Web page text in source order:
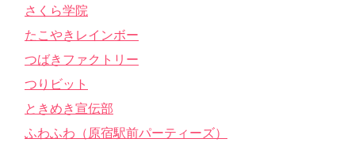
さくら学院
たこやきレインボー
つばきファクトリー
つりビット
ときめき宣伝部
ふわふわ（原宿駅前パーティーズ）